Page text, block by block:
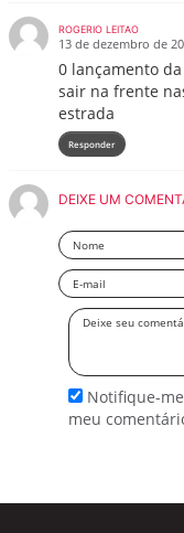
ROGERIO LEITAO
13 de dezembro de
0 lançamento
sair na frente
estrada
Responder
DEIXE UM
Nome
Email
Deixe
Notifique-
meu